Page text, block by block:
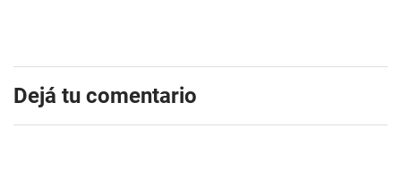
Dejá tu comentario